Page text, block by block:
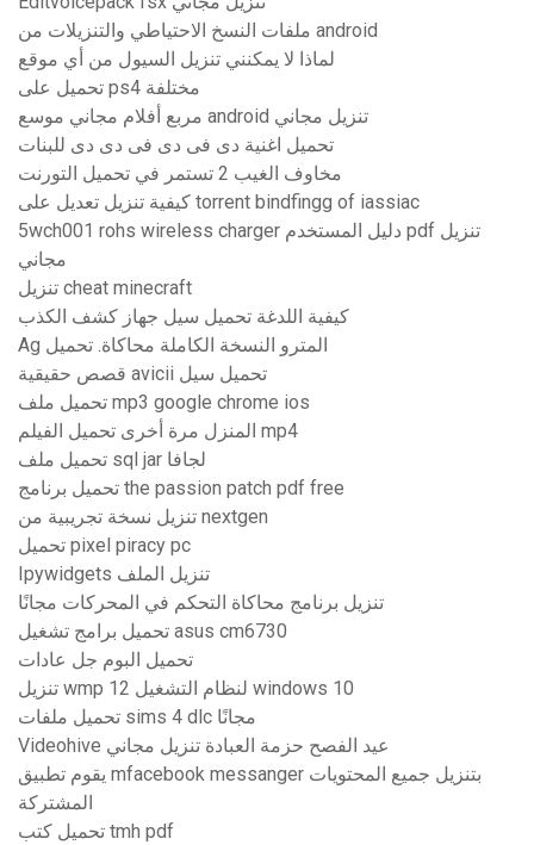
ملفات النسخ الاحتياطي والتنزيلات من android
لماذا لا يمكنني تنزيل السيول من أي موقع
تحميل على ps4 مختلفة
مربع أفلام مجاني موسع android تنزيل مجاني
تحميل اغنية دى فى دى فى دى دى للبنات
مخاوف الغيب 2 تستمر في تحميل التورنت
كيفية تنزيل تعديل على torrent bindfingg of iassiac
5wch001 rohs wireless charger دليل المستخدم pdf تنزيل
مجاني
تنزيل cheat minecraft
كيفية اللدغة تحميل سيل جهاز كشف الكذب
Ag المترو النسخة الكاملة محاكاة. تحميل
قصص حقيقية avicii تحميل سيل
تحميل ملف mp3 google chrome ios
المنزل مرة أخرى تحميل الفيلم mp4
تحميل ملف sql jar لجافا
تحميل برنامج the passion patch pdf free
تنزيل نسخة تجريبية من nextgen
تحميل pixel piracy pc
Ipywidgets تنزيل الملف
تنزيل برنامج محاكاة التحكم في المحركات مجانًا
تحميل برامج تشغيل asus cm6730
تحميل البوم جل عادات
تنزيل wmp 12 لنظام التشغيل windows 10
تحميل ملفات sims 4 dlc مجانًا
Videohive عيد الفصح حزمة العبادة تنزيل مجاني
يقوم تطبيق mfacebook messanger بتنزيل جميع المحتويات
المشتركة
تحميل كتب tmh pdf